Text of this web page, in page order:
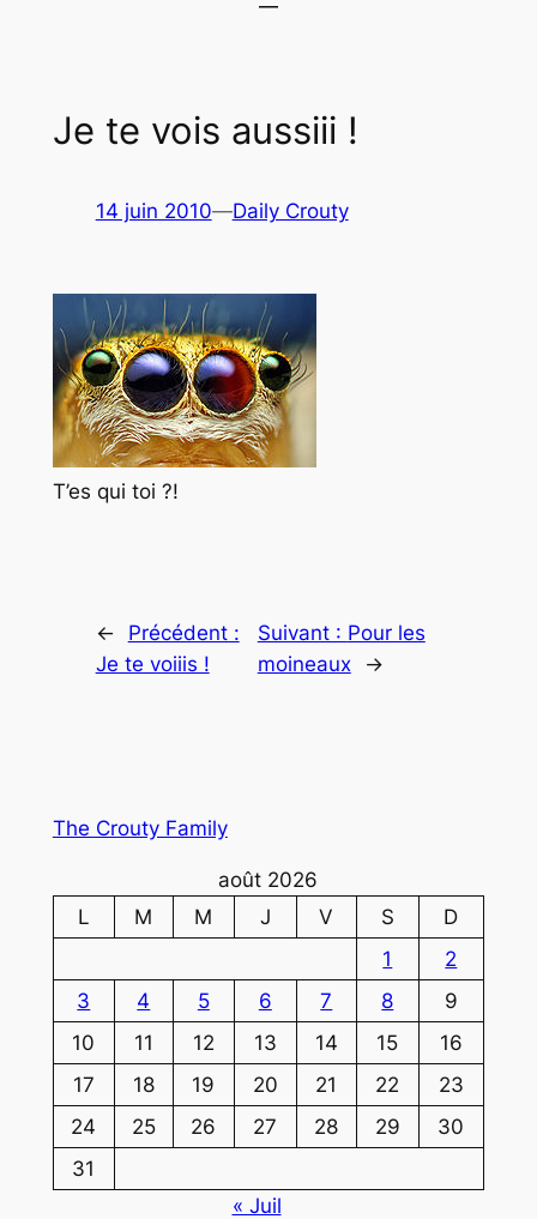
Je te vois aussiii !
14 juin 2010—Daily Crouty
T’es qui toi ?!
←
Précédent :
Je te voiiis !
Suivant : Pour les
moineaux
→
The Crouty Family
août 2026
L
M M J V S
D
1
2
3
4 5 6 7 8
9
10
11 12 13 14 15
16
17
18 19 20 21 22
23
24
25 26 27 28 29
30
31
« Juil